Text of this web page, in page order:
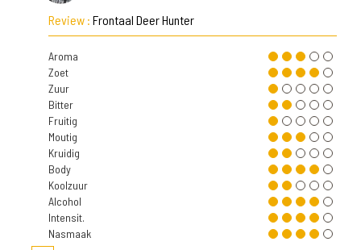
Review : Frontaal Deer Hunter
Aroma
Zoet
Zuur
Bitter
Fruitig
Moutig
Kruidig
Body
Koolzuur
Alcohol
Intensit.
Nasmaak